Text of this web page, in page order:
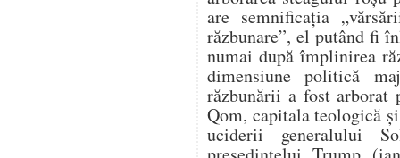
are semnificația
răzbunare”, el putând fi
numai după împlinirea
dimensiune politică
răzbunării a fost arborat
Qom, capitala teologică
uciderii generalului